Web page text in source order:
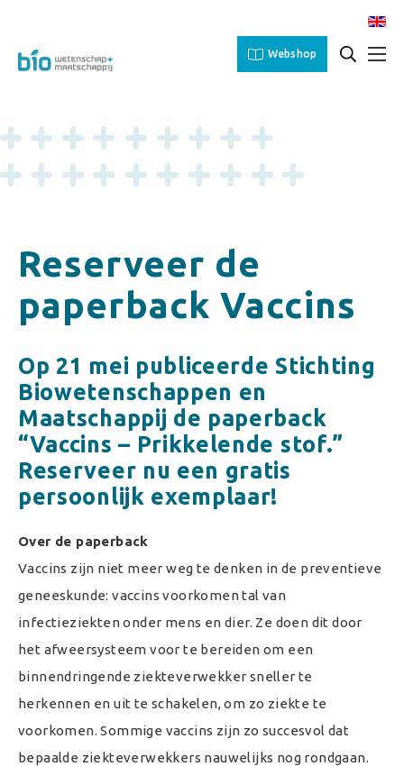
Webshop
Reserveer de
paperback Vaccins
Op 21 mei publiceerde Stichting
Biowetenschappen en
Maatschappij de paperback
“Vaccins – Prikkelende stof.”
Reserveer nu een gratis
persoonlijk exemplaar!
Over de paperback
Vaccins zijn niet meer weg te denken in de preventieve
geneeskunde: vaccins voorkomen tal van
infectieziekten onder mens en dier. Ze doen dit door
het afweersysteem voor te bereiden om een
binnendringende ziekteverwekker sneller te
herkennen en uit te schakelen, om zo ziekte te
voorkomen. Sommige vaccins zijn zo succesvol dat
bepaalde ziekteverwekkers nauwelijks nog rondgaan.